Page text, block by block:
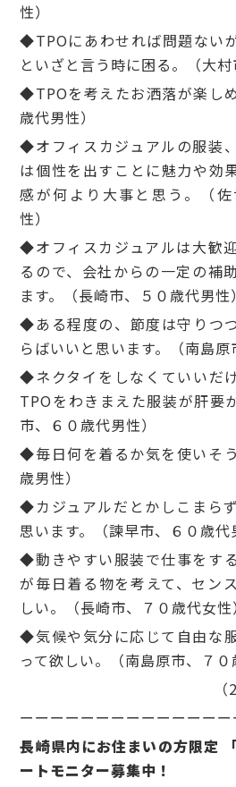
性）
◆TPOにあわせれば問題ない
といざと言う時に困る。（大村
◆TPOを考えたお洒落が楽し
歳代男性）
◆オフィスカジュアルの服装
は個性を出すことに魅力や効
感が何より大事と思う。（
性）
◆オフィスカジュアルは大歓
るので、会社からの一定の補
ます。（長崎市、５０歳代男性）
◆ある程度の、節度は守りつ
らばいいと思います。（南島原
◆ネクタイをしなくていいだ
TPOをわきまえた服装が肝要
市、６０歳代男性）
◆毎日何を着るか気を使いそ
歳男性）
◆カジュアルだとかしこまら
思います。（諫早市、６０歳代
◆動きやすい服装で仕事をす
が毎日着る物を考えて、セン
しい。（長崎市、７０歳代女性
◆気候や気分に応じて自由な
って欲しい。（南島原市、７０
ーーーーーーーーーーーーー
長崎県内にお住まいの方限定
ートモニター募集中！